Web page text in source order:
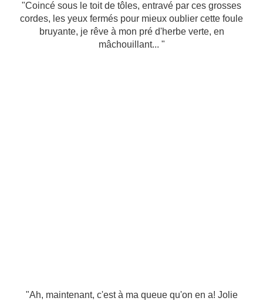
"Coincé sous le toit de tôles, entravé par ces grosses
cordes, les yeux fermés pour mieux oublier cette foule
bruyante, je rêve à mon pré d'herbe verte, en
mâchouillant... "
"Ah, maintenant, c'est à ma queue qu'on en a! Jolie